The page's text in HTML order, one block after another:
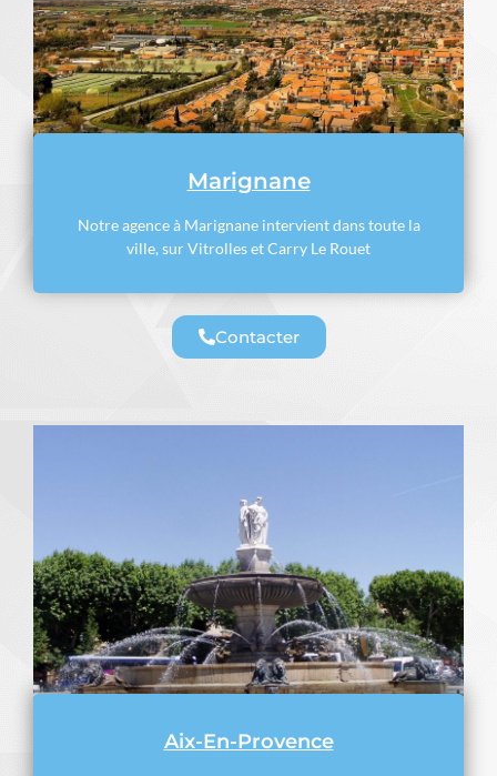
Marignane
Notre agence à Marignane intervient dans toute la
ville, sur Vitrolles et Carry Le Rouet
Contacter
Aix-En-Provence